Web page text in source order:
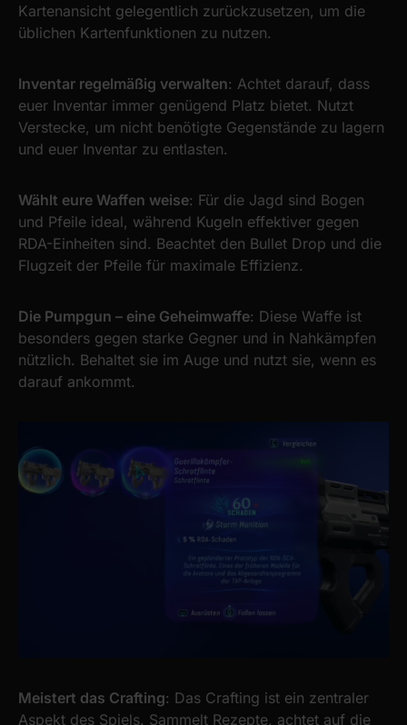
Kartenansicht gelegentlich zurückzusetzen, um die
üblichen Kartenfunktionen zu nutzen.
Inventar regelmäßig verwalten: Achtet darauf, dass
euer Inventar immer genügend Platz bietet. Nutzt
Verstecke, um nicht benötigte Gegenstände zu lagern
und euer Inventar zu entlasten.
Wählt eure Waffen weise: Für die Jagd sind Bogen
und Pfeile ideal, während Kugeln effektiver gegen
RDA-Einheiten sind. Beachtet den Bullet Drop und die
Flugzeit der Pfeile für maximale Effizienz.
Die Pumpgun – eine Geheimwaffe: Diese Waffe ist
besonders gegen starke Gegner und in Nahkämpfen
nützlich. Behaltet sie im Auge und nutzt sie, wenn es
darauf ankommt.
Meistert das Crafting: Das Crafting ist ein zentraler
Aspekt des Spiels. Sammelt Rezepte, achtet auf die